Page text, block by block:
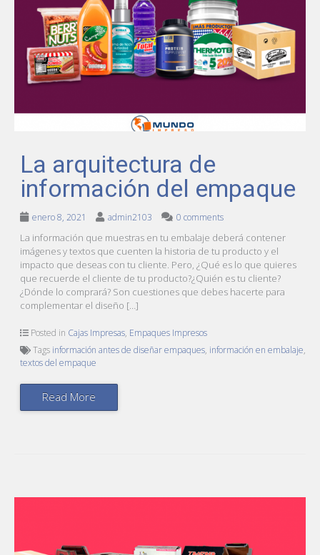
La arquitectura de
información del empaque
enero 8, 2021 admin2103 0 comments
La información que muestras en tu embalaje deberá contener
imágenes y textos que cuenten la historia de tu producto y el
impacto que deseas con tu cliente. Pero, ¿Qué es lo que quieres
que recuerde el cliente de tu producto?¿Quién es tu cliente?
¿Dónde lo comprará? Son cuestiones que debes hacerte para
complementar el diseño […]
Posted in Cajas Impresas, Empaques Impresos
Tags información antes de diseñar empaques, información en embalaje,
textos del empaque
Read More